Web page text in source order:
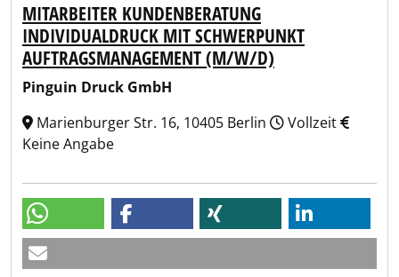
MITARBEITER KUNDENBERATUNG
INDIVIDUALDRUCK MIT SCHWERPUNKT
AUFTRAGSMANAGEMENT (M/W/D)
Pinguin Druck GmbH
Marienburger Str. 16, 10405 Berlin
Vollzeit
Keine Angabe